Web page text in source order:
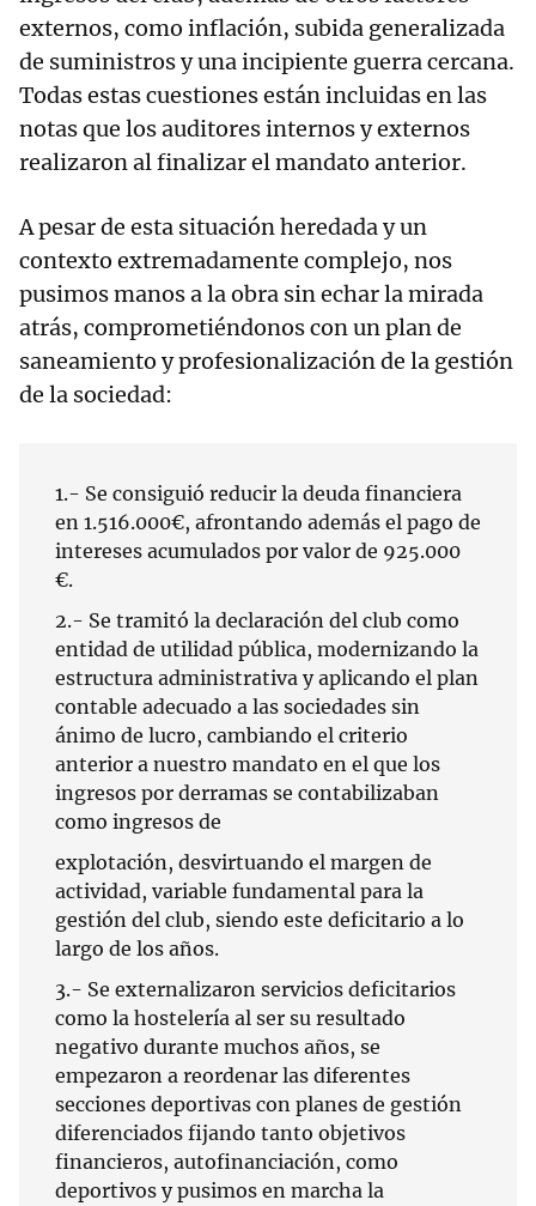
externos, como inflación, subida generalizada
de suministros y una incipiente guerra cercana.
Todas estas cuestiones están incluidas en las
notas que los auditores internos y externos
realizaron al finalizar el mandato anterior.
A pesar de esta situación heredada y un
contexto extremadamente complejo, nos
pusimos manos a la obra sin echar la mirada
atrás, comprometiéndonos con un plan de
saneamiento y profesionalización de la gestión
de la sociedad:
1.- Se consiguió reducir la deuda financiera
en 1.516.000€, afrontando además el pago de
intereses acumulados por valor de 925.000
€.
2.- Se tramitó la declaración del club como
entidad de utilidad pública, modernizando la
estructura administrativa y aplicando el plan
contable adecuado a las sociedades sin
ánimo de lucro, cambiando el criterio
anterior a nuestro mandato en el que los
ingresos por derramas se contabilizaban
como ingresos de
explotación, desvirtuando el margen de
actividad, variable fundamental para la
gestión del club, siendo este deficitario a lo
largo de los años.
3.- Se externalizaron servicios deficitarios
como la hostelería al ser su resultado
negativo durante muchos años, se
empezaron a reordenar las diferentes
secciones deportivas con planes de gestión
diferenciados fijando tanto objetivos
financieros, autofinanciación, como
deportivos y pusimos en marcha la